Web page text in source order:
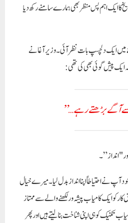
کا ایک اہم پس منظر بھی ہمارے سامنے رکھ دیا
ایک دلچسپ بات نظر آئی۔ وزیر آغا نے
پیش گوئی بھی کی تھی:
سے آگے بڑھتے رہے…”
"انداز”۔
نے احتیاطاً اپنا انداز بدل لیا۔ میرے خیال
کار کو ایک کامیاب پیشہ ور لکھنے والے سے ممتاز
تکنیک کو ہی اپنی شناخت بنا لیتے ہیں اور پھر